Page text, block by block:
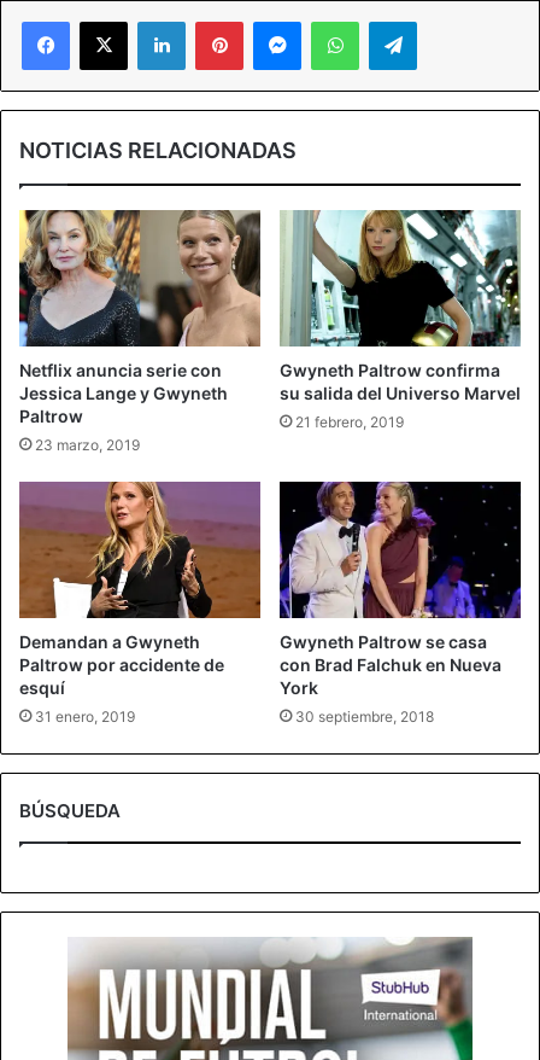
Facebook
X LinkedInPinterestMessengerWhatsAppTelegram
NOTICIAS RELACIONADAS
Netflix anuncia serie con
Jessica Lange y Gwyneth
Paltrow
23 marzo, 2019
Gwyneth Paltrow confirma
su salida del Universo Marvel
21 febrero, 2019
Demandan a Gwyneth
Paltrow por accidente de
esquí
31 enero, 2019
Gwyneth Paltrow se casa
con Brad Falchuk en Nueva
York
30 septiembre, 2018
BÚSQUEDA